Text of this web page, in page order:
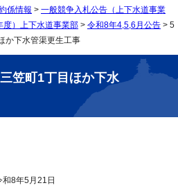
係情報 > 一般競争入札公告（上下水道事業
度）上下水道事業部 > 令和8年4,5,6月公告 > 5
下水管渠更生工事
町1丁目ほか下水
8年5月21日